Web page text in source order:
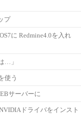
プ
に Redmine4.0を入れ
…」
使う
サーバーに
ドライバをインスト